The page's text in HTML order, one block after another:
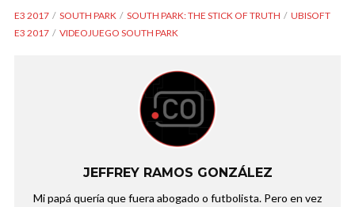
E3 2017 SOUTH PARK SOUTH PARK: THE STICK OF TRUTH
UBISOFT
E3 2017
VIDEOJUEGO SOUTH PARK
JEFFREY RAMOS GONZÁLEZ
Mi papá quería que fuera abogado o futbolista. Pero en vez